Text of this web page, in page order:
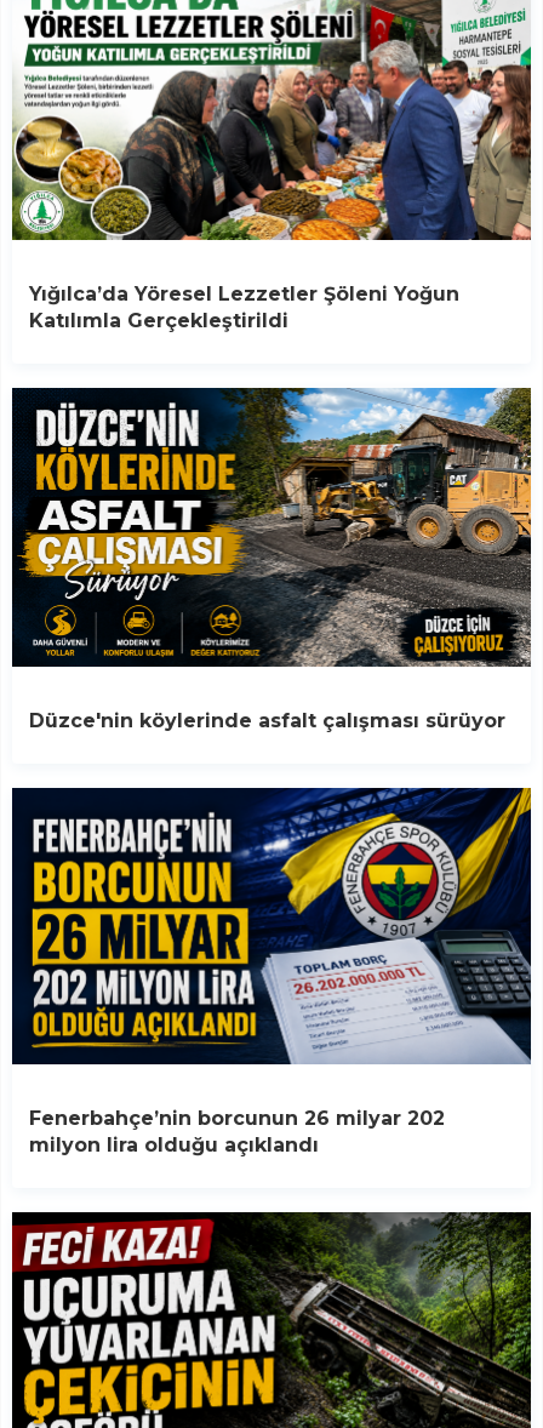
Yığılca’da Yöresel Lezzetler Şöleni Yoğun
Katılımla Gerçekleştirildi
Düzce'nin köylerinde asfalt çalışması sürüyor
Fenerbahçe’nin borcunun 26 milyar 202
milyon lira olduğu açıklandı